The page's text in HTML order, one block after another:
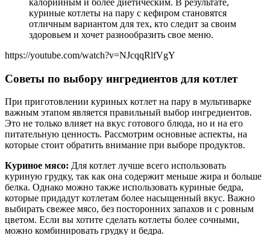
куриные котлеты на пару с кефиром становятся
отличным вариантом для тех, кто следит за своим
здоровьем и хочет разнообразить свое меню.
https://youtube.com/watch?v=NJcqqRlfVgY
Советы по выбору ингредиентов для котлет
При приготовлении куриных котлет на пару в мультиварке
важным этапом является правильный выбор ингредиентов.
Это не только влияет на вкус готового блюда, но и на его
питательную ценность. Рассмотрим основные аспекты, на
которые стоит обратить внимание при выборе продуктов.
Куриное мясо: Для котлет лучше всего использовать
куриную грудку, так как она содержит меньше жира и больше
белка. Однако можно также использовать куриные бедра,
которые придадут котлетам более насыщенный вкус. Важно
выбирать свежее мясо, без посторонних запахов и с ровным
цветом. Если вы хотите сделать котлеты более сочными,
можно комбинировать грудку и бедра.